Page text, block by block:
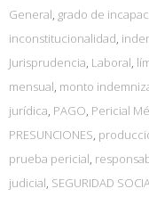
General, grado de
inconstitucionalidad,
Jurisprudencia, Laboral,
mensual, monto
jurídica, PAGO, Pericial
PRESUNCIONES,
prueba pericial,
judicial, SEGURIDAD